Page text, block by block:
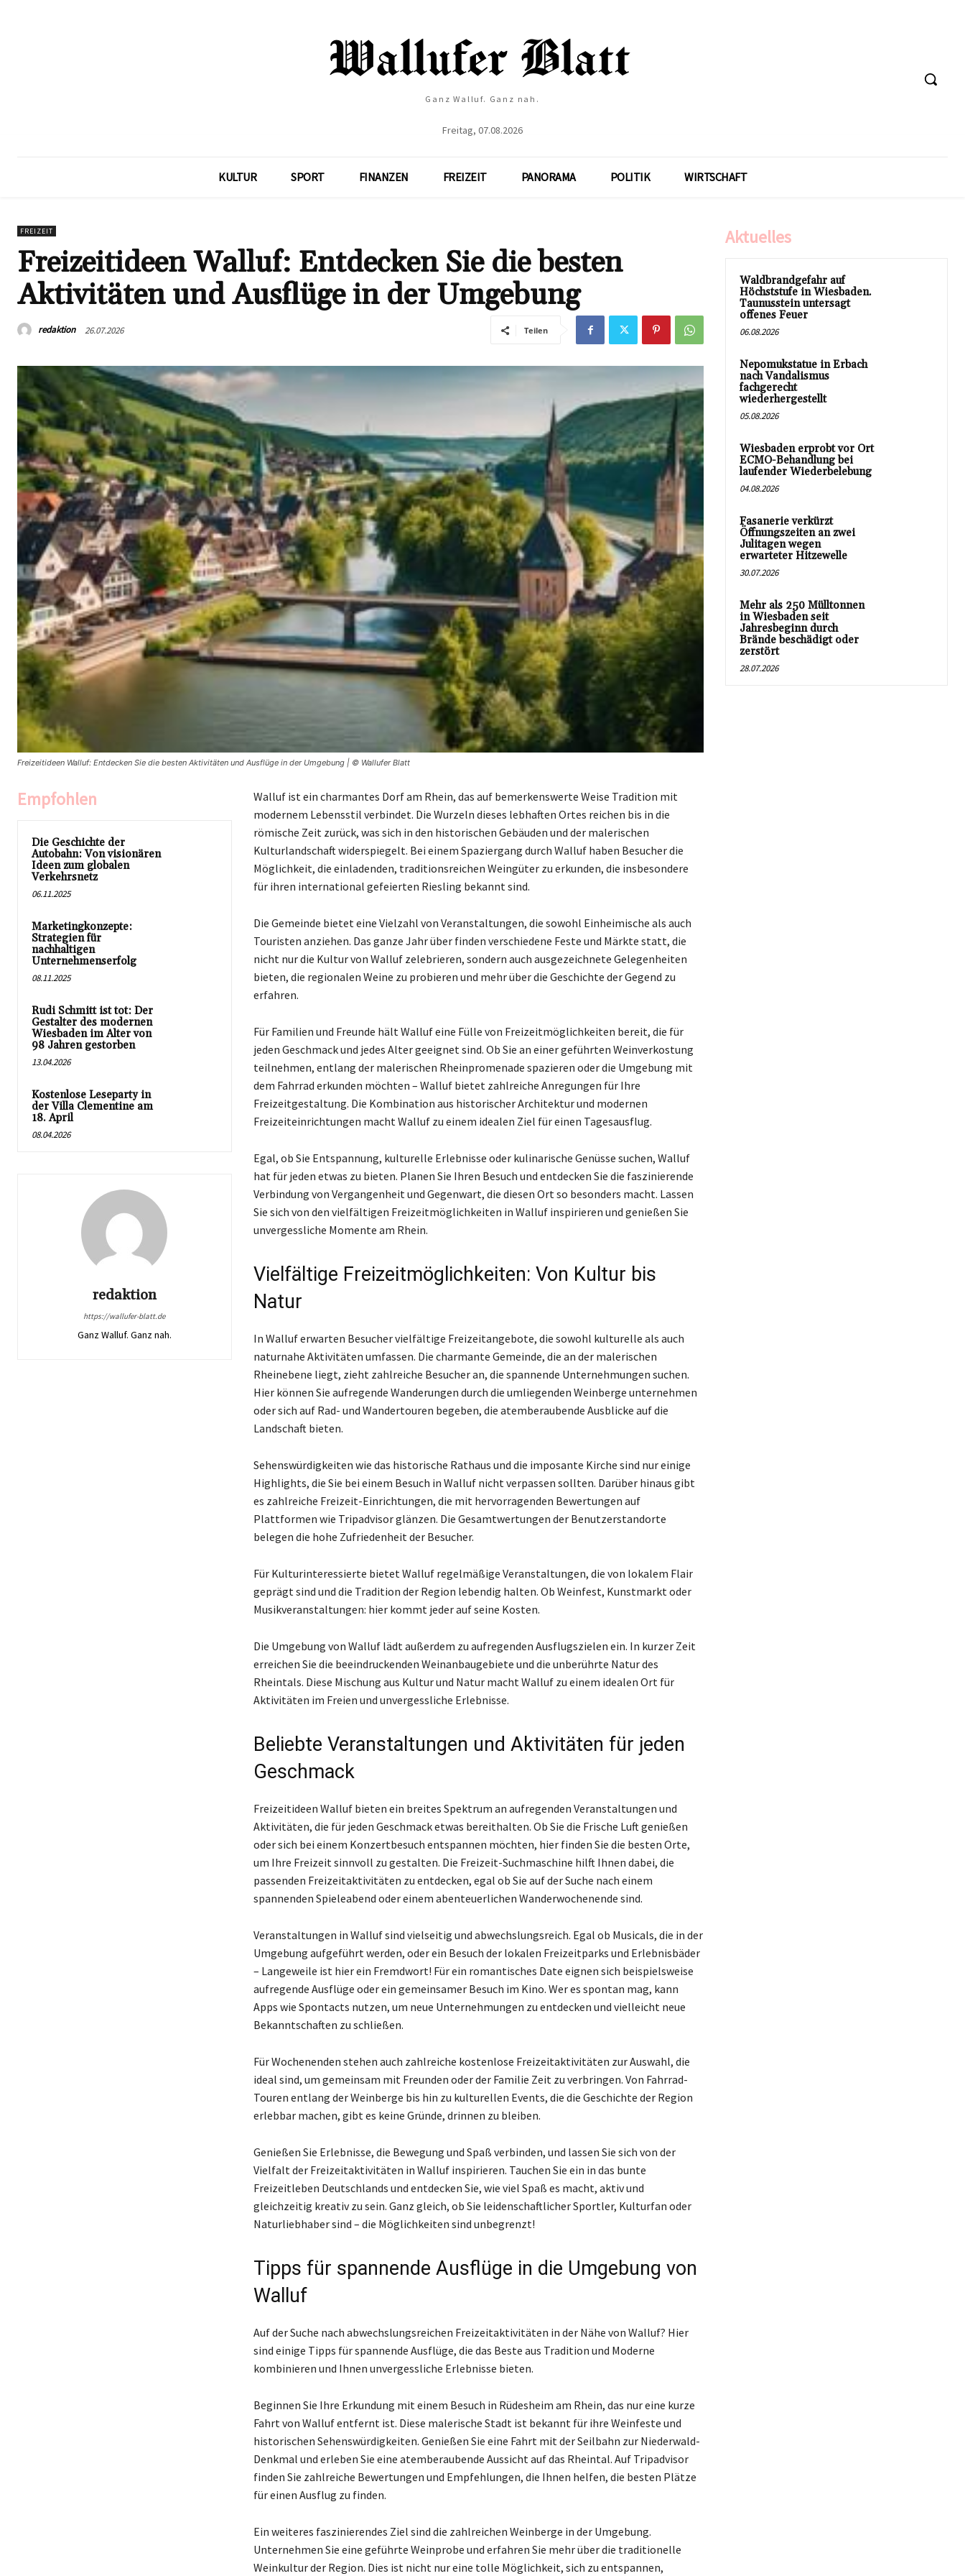
Ganz Walluf. Ganz nah.
Freitag, 07.08.2026
KULTUR SPORT FINANZEN FREIZEIT PANORAMA POLITIK WIRTSCHAFT
FREIZEIT
Freizeitideen Walluf: Entdecken Sie die besten
Aktivitäten und Ausflüge in der Umgebung
redaktion 26.07.2026 Teilen
Freizeitideen Walluf: Entdecken Sie die besten Aktivitäten und Ausflüge in der Umgebung | © Wallufer Blatt
Empfohlen
Die Geschichte der
Autobahn: Von visionären
Ideen zum globalen
Verkehrsnetz
06.11.2025
Marketingkonzepte:
Strategien für
nachhaltigen
Unternehmenserfolg
08.11.2025
Rudi Schmitt ist tot: Der
Gestalter des modernen
Wiesbaden im Alter von
98 Jahren gestorben
13.04.2026
Kostenlose Leseparty in
der Villa Clementine am
18. April
08.04.2026
redaktion
https://wallufer-blatt.de
Ganz Walluf. Ganz nah.
Walluf ist ein charmantes Dorf am Rhein, das auf bemerkenswerte Weise Tradition mit
modernem Lebensstil verbindet. Die Wurzeln dieses lebhaften Ortes reichen bis in die
römische Zeit zurück, was sich in den historischen Gebäuden und der malerischen
Kulturlandschaft widerspiegelt. Bei einem Spaziergang durch Walluf haben Besucher die
Möglichkeit, die einladenden, traditionsreichen Weingüter zu erkunden, die insbesondere
für ihren international gefeierten Riesling bekannt sind.
Die Gemeinde bietet eine Vielzahl von Veranstaltungen, die sowohl Einheimische als auch
Touristen anziehen. Das ganze Jahr über finden verschiedene Feste und Märkte statt, die
nicht nur die Kultur von Walluf zelebrieren, sondern auch ausgezeichnete Gelegenheiten
bieten, die regionalen Weine zu probieren und mehr über die Geschichte der Gegend zu
erfahren.
Für Familien und Freunde hält Walluf eine Fülle von Freizeitmöglichkeiten bereit, die für
jeden Geschmack und jedes Alter geeignet sind. Ob Sie an einer geführten Weinverkostung
teilnehmen, entlang der malerischen Rheinpromenade spazieren oder die Umgebung mit
dem Fahrrad erkunden möchten – Walluf bietet zahlreiche Anregungen für Ihre
Freizeitgestaltung. Die Kombination aus historischer Architektur und modernen
Freizeiteinrichtungen macht Walluf zu einem idealen Ziel für einen Tagesausflug.
Egal, ob Sie Entspannung, kulturelle Erlebnisse oder kulinarische Genüsse suchen, Walluf
hat für jeden etwas zu bieten. Planen Sie Ihren Besuch und entdecken Sie die faszinierende
Verbindung von Vergangenheit und Gegenwart, die diesen Ort so besonders macht. Lassen
Sie sich von den vielfältigen Freizeitmöglichkeiten in Walluf inspirieren und genießen Sie
unvergessliche Momente am Rhein.
Vielfältige Freizeitmöglichkeiten: Von Kultur bis
Natur
In Walluf erwarten Besucher vielfältige Freizeitangebote, die sowohl kulturelle als auch
naturnahe Aktivitäten umfassen. Die charmante Gemeinde, die an der malerischen
Rheinebene liegt, zieht zahlreiche Besucher an, die spannende Unternehmungen suchen.
Hier können Sie aufregende Wanderungen durch die umliegenden Weinberge unternehmen
oder sich auf Rad- und Wandertouren begeben, die atemberaubende Ausblicke auf die
Landschaft bieten.
Sehenswürdigkeiten wie das historische Rathaus und die imposante Kirche sind nur einige
Highlights, die Sie bei einem Besuch in Walluf nicht verpassen sollten. Darüber hinaus gibt
es zahlreiche Freizeit-Einrichtungen, die mit hervorragenden Bewertungen auf
Plattformen wie Tripadvisor glänzen. Die Gesamtwertungen der Benutzerstandorte
belegen die hohe Zufriedenheit der Besucher.
Für Kulturinteressierte bietet Walluf regelmäßige Veranstaltungen, die von lokalem Flair
geprägt sind und die Tradition der Region lebendig halten. Ob Weinfest, Kunstmarkt oder
Musikveranstaltungen: hier kommt jeder auf seine Kosten.
Die Umgebung von Walluf lädt außerdem zu aufregenden Ausflugszielen ein. In kurzer Zeit
erreichen Sie die beeindruckenden Weinanbaugebiete und die unberührte Natur des
Rheintals. Diese Mischung aus Kultur und Natur macht Walluf zu einem idealen Ort für
Aktivitäten im Freien und unvergessliche Erlebnisse.
Beliebte Veranstaltungen und Aktivitäten für jeden
Geschmack
Freizeitideen Walluf bieten ein breites Spektrum an aufregenden Veranstaltungen und
Aktivitäten, die für jeden Geschmack etwas bereithalten. Ob Sie die Frische Luft genießen
oder sich bei einem Konzertbesuch entspannen möchten, hier finden Sie die besten Orte,
um Ihre Freizeit sinnvoll zu gestalten. Die Freizeit-Suchmaschine hilft Ihnen dabei, die
passenden Freizeitaktivitäten zu entdecken, egal ob Sie auf der Suche nach einem
spannenden Spieleabend oder einem abenteuerlichen Wanderwochenende sind.
Veranstaltungen in Walluf sind vielseitig und abwechslungsreich. Egal ob Musicals, die in der
Umgebung aufgeführt werden, oder ein Besuch der lokalen Freizeitparks und Erlebnisbäder
– Langeweile ist hier ein Fremdwort! Für ein romantisches Date eignen sich beispielsweise
aufregende Ausflüge oder ein gemeinsamer Besuch im Kino. Wer es spontan mag, kann
Apps wie Spontacts nutzen, um neue Unternehmungen zu entdecken und vielleicht neue
Bekanntschaften zu schließen.
Für Wochenenden stehen auch zahlreiche kostenlose Freizeitaktivitäten zur Auswahl, die
ideal sind, um gemeinsam mit Freunden oder der Familie Zeit zu verbringen. Von Fahrrad-
Touren entlang der Weinberge bis hin zu kulturellen Events, die die Geschichte der Region
erlebbar machen, gibt es keine Gründe, drinnen zu bleiben.
Genießen Sie Erlebnisse, die Bewegung und Spaß verbinden, und lassen Sie sich von der
Vielfalt der Freizeitaktivitäten in Walluf inspirieren. Tauchen Sie ein in das bunte
Freizeitleben Deutschlands und entdecken Sie, wie viel Spaß es macht, aktiv und
gleichzeitig kreativ zu sein. Ganz gleich, ob Sie leidenschaftlicher Sportler, Kulturfan oder
Naturliebhaber sind – die Möglichkeiten sind unbegrenzt!
Tipps für spannende Ausflüge in die Umgebung von
Walluf
Auf der Suche nach abwechslungsreichen Freizeitaktivitäten in der Nähe von Walluf? Hier
sind einige Tipps für spannende Ausflüge, die das Beste aus Tradition und Moderne
kombinieren und Ihnen unvergessliche Erlebnisse bieten.
Beginnen Sie Ihre Erkundung mit einem Besuch in Rüdesheim am Rhein, das nur eine kurze
Fahrt von Walluf entfernt ist. Diese malerische Stadt ist bekannt für ihre Weinfeste und
historischen Sehenswürdigkeiten. Genießen Sie eine Fahrt mit der Seilbahn zur Niederwald-
Denkmal und erleben Sie eine atemberaubende Aussicht auf das Rheintal. Auf Tripadvisor
finden Sie zahlreiche Bewertungen und Empfehlungen, die Ihnen helfen, die besten Plätze
für einen Ausflug zu finden.
Ein weiteres faszinierendes Ziel sind die zahlreichen Weinberge in der Umgebung.
Unternehmen Sie eine geführte Weinprobe und erfahren Sie mehr über die traditionelle
Weinkultur der Region. Dies ist nicht nur eine tolle Möglichkeit, sich zu entspannen,
Aktuelles
Waldbrandgefahr auf
Höchststufe in Wiesbaden.
Taunusstein untersagt
offenes Feuer
06.08.2026
Nepomukstatue in Erbach
nach Vandalismus
fachgerecht
wiederhergestellt
05.08.2026
Wiesbaden erprobt vor Ort
ECMO-Behandlung bei
laufender Wiederbelebung
04.08.2026
Fasanerie verkürzt
Öffnungszeiten an zwei
Julitagen wegen
erwarteter Hitzewelle
30.07.2026
Mehr als 250 Mülltonnen
in Wiesbaden seit
Jahresbeginn durch
Brände beschädigt oder
zerstört
28.07.2026